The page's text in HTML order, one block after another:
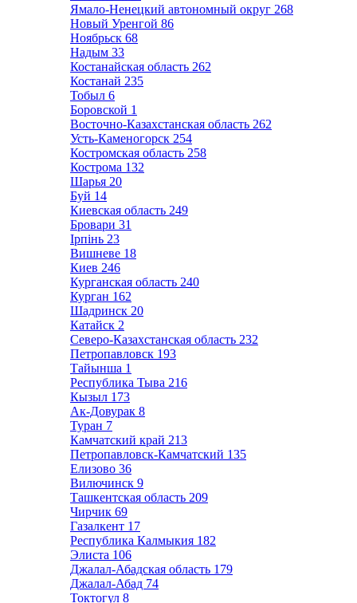
Ямало-Ненецкий автономный округ 268
Новый Уренгой 86
Ноябрьск 68
Надым 33
Костанайская область 262
Костанай 235
Тобыл 6
Боровской 1
Восточно-Казахстанская область 262
Усть-Каменогорск 254
Костромская область 258
Кострома 132
Шарья 20
Буй 14
Киевская область 249
Бровари 31
Ірпінь 23
Вишневе 18
Киев 246
Курганская область 240
Курган 162
Шадринск 20
Катайск 2
Северо-Казахстанская область 232
Петропавловск 193
Тайынша 1
Республика Тыва 216
Кызыл 173
Ак-Довурак 8
Туран 7
Камчатский край 213
Петропавловск-Камчатский 135
Елизово 36
Вилючинск 9
Ташкентская область 209
Чирчик 69
Газалкент 17
Республика Калмыкия 182
Элиста 106
Джалал-Абадская область 179
Джалал-Абад 74
Токтогул 8